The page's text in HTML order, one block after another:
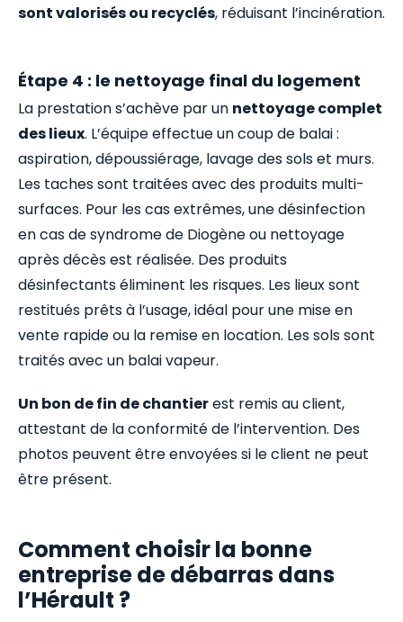
sont valorisés ou recyclés, réduisant l’incinération.
Étape 4 : le nettoyage final du logement
La prestation s’achève par un nettoyage complet
des lieux. L’équipe effectue un coup de balai :
aspiration, dépoussiérage, lavage des sols et murs.
Les taches sont traitées avec des produits multi-
surfaces. Pour les cas extrêmes, une désinfection
en cas de syndrome de Diogène ou nettoyage
après décès est réalisée. Des produits
désinfectants éliminent les risques. Les lieux sont
restitués prêts à l’usage, idéal pour une mise en
vente rapide ou la remise en location. Les sols sont
traités avec un balai vapeur.
Un bon de fin de chantierest remis au client,
attestant de la conformité de l’intervention. Des
photos peuvent être envoyées si le client ne peut
être présent.
Comment choisir la bonne
entreprise de débarras dans
l’Hérault ?